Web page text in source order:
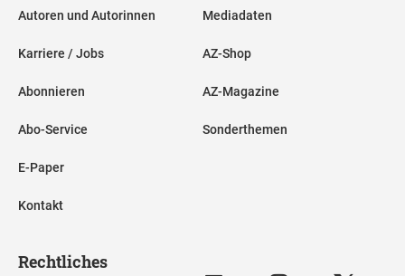
Autoren und Autorinnen
Karriere / Jobs
Abonnieren
Abo-Service
E-Paper
Kontakt
Mediadaten
AZ-Shop
AZ-Magazine
Sonderthemen
Rechtliches